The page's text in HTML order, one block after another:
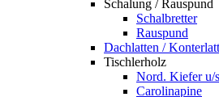
Schalung / Rauspund
Schalbretter
Rauspund
Dachlatten /
Tischlerholz
Nord. Kiefer u/s
Carolinapine